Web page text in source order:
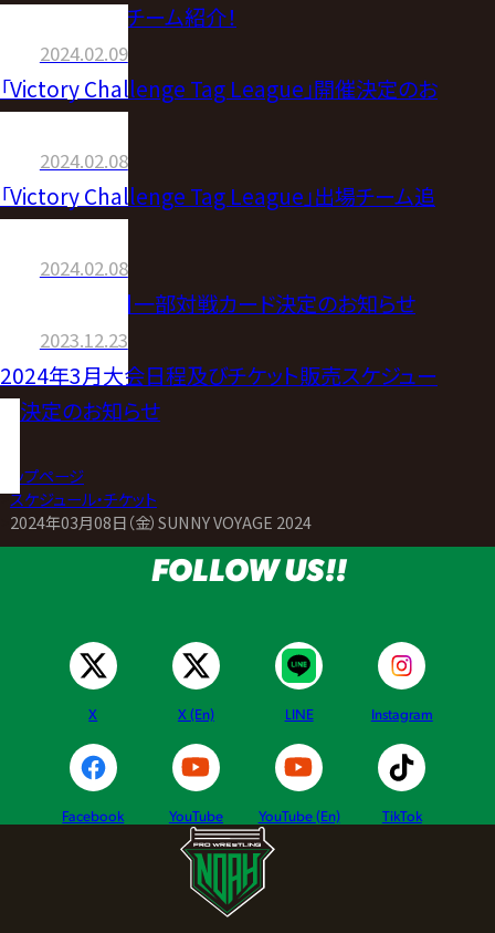
League」出場チーム紹介！
2024.02.09
「Victory Challenge Tag League」開催決定のお
2024.02.08
「Victory Challenge Tag League」出場チーム追
2024.02.08
【3.8広島大会】一部対戦カード決定のお知らせ
2023.12.23
2024年3月大会日程及びチケット販売スケジュー
ル決定のお知らせ
トップページ
>スケジュール・チケット
2024年03月08日（金）SUNNY VOYAGE 2024
FOLLOW US!!
X X (En) LINE Instagram
Facebook YouTube YouTube (En) TikTok